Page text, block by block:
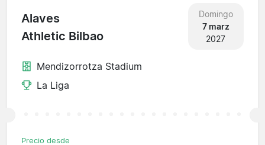
Alaves
Athletic Bilbao
Domingo
7 marz
2027
Mendizorrotza Stadium
La Liga
Precio desde